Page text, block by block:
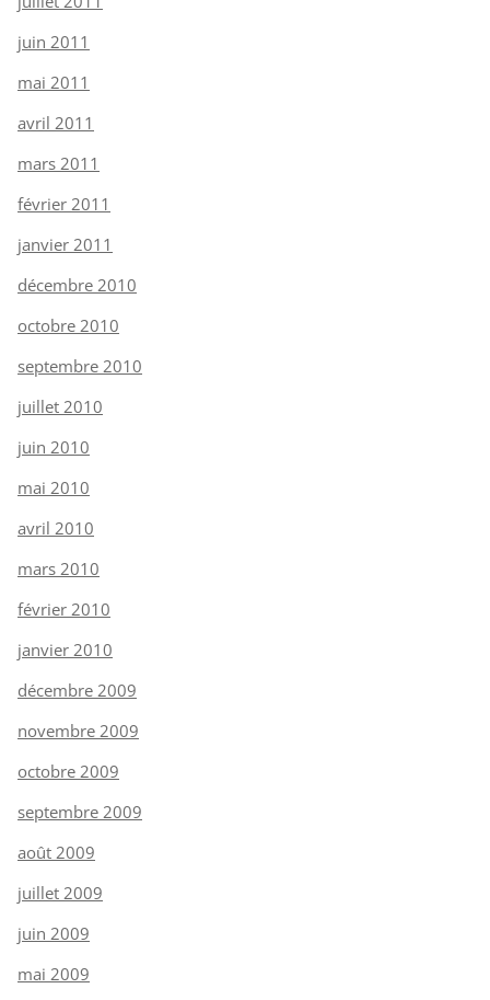
juin 2011
mai 2011
avril 2011
mars 2011
février 2011
janvier 2011
décembre 2010
octobre 2010
septembre 2010
juillet 2010
juin 2010
mai 2010
avril 2010
mars 2010
février 2010
janvier 2010
décembre 2009
novembre 2009
octobre 2009
septembre 2009
août 2009
juillet 2009
juin 2009
mai 2009